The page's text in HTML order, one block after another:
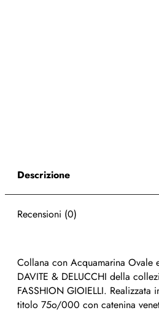
Descrizione
Recensioni (0)
Collana con Acquamarina Ovale
DAVITE & DELUCCHI della
FASSHION GIOIELLI. Realizzata
titolo 75o/000 con catenina